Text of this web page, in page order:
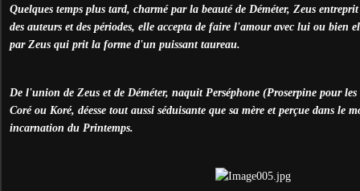
Quelques temps plus tard, charmé par la beauté de Déméter, Zeus
des auteurs et des périodes, elle accepta de faire l'amour avec lui ou bien
par Zeus qui prit la forme d'un puissant taureau.
De l'union de Zeus et de Déméter, naquit Perséphone (Proserpine pour
Coré ou Koré, déesse tout aussi séduisante que sa mère et perçue dans le
incarnation du Printemps.